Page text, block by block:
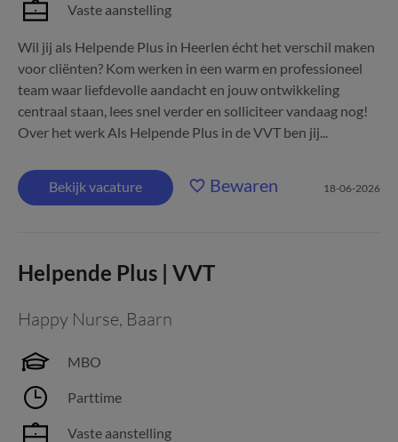
Vaste aanstelling
Wil jij als Helpende Plus in Heerlen écht het verschil maken
voor cliënten? Kom werken in een warm en professioneel
team waar liefdevolle aandacht en jouw ontwikkeling
centraal staan, lees snel verder en solliciteer vandaag nog!
Over het werk Als Helpende Plus in de VVT ben jij...
Bekijk vacature Bewaren 18-06-2026
Helpende Plus | VVT
Happy Nurse, Baarn
MBO
Parttime
Vaste aanstelling